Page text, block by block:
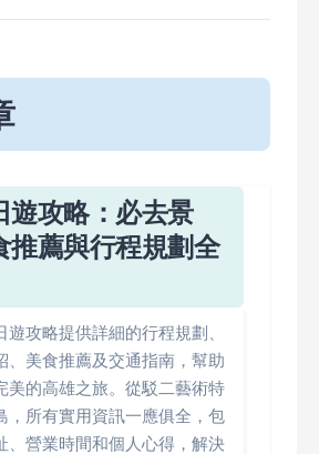
遊攻略：必去景
推薦與行程規劃全
遊攻略提供詳細的行程規劃、
、美食推薦及交通指南，幫助
美的高雄之旅。從駁二藝術特
，所有實用資訊一應俱全，包
、營業時間和個人心得，解決